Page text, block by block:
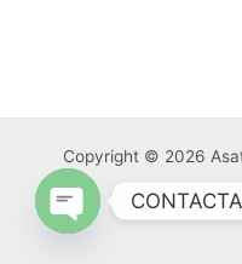
Copyright © 2026
Open